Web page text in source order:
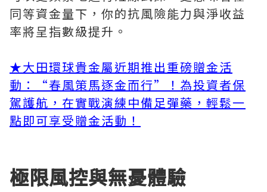
同等資金量下，你的抗風險能力與淨收益
率將呈指數級提升。
★大田環球貴金屬近期推出重磅贈金活
動：“春風策馬逐金而行”！為投資者保
駕護航，在實戰演練中備足彈藥，輕鬆一
點即可享受贈金活動！
極限風控與無憂體驗